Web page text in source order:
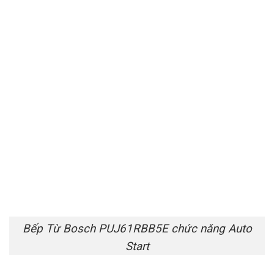
Bếp Từ Bosch PUJ61RBB5E chức năng Auto
Start